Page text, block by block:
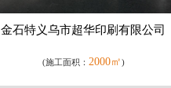
金石特义乌市超华印刷有限公司
(施工面积： 2000㎡)